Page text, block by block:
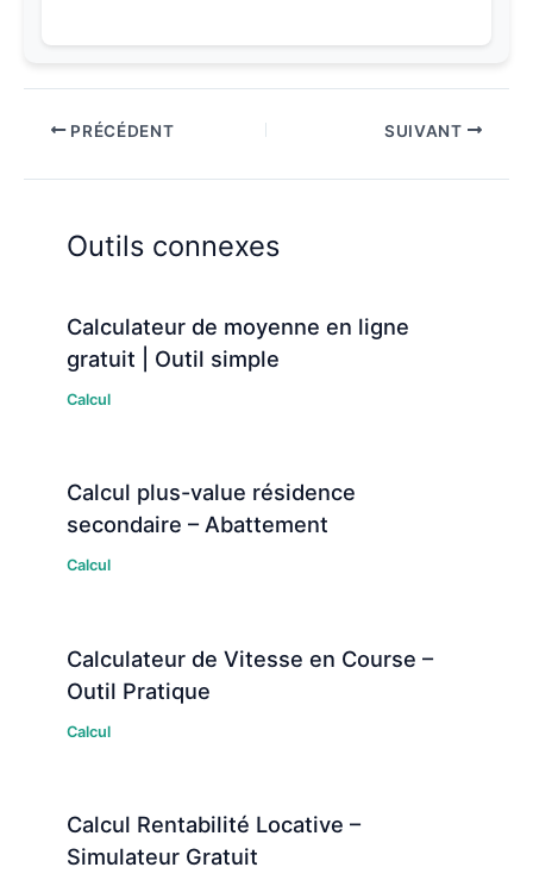
PRÉCÉDENT SUIVANT
Outils connexes
Calculateur de moyenne en ligne
gratuit | Outil simple
Calcul
Calcul plus-value résidence
secondaire – Abattement
Calcul
Calculateur de Vitesse en Course –
Outil Pratique
Calcul
Calcul Rentabilité Locative –
Simulateur Gratuit